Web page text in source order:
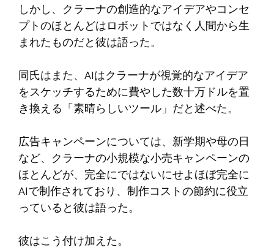
しかし、クラーナの創造的なアイデアやコンセ
プトのほとんどはロボットではなく人間から生
まれたものだと彼は語った。
同氏はまた、AIはクラーナが視覚的なアイデア
をスケッチするために費やした数十万ドルを置
き換える「素晴らしいツール」だと述べた。
広告キャンペーンについては、新学期や母の日
など、クラーナの小規模な小売キャンペーンの
ほとんどが、完全にではないにせよほぼ完全に
AIで制作されており、制作コストの節約に役立
っていると彼は語った。
彼はこう付け加えた。